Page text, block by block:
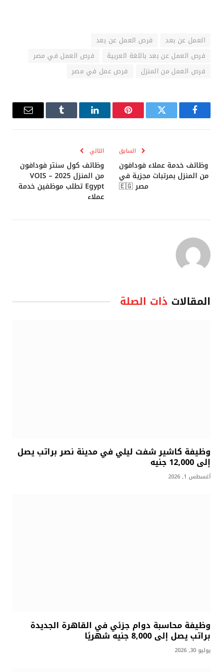
العمل عن بعد
فرص العمل عن بعد
فرص العمل عن بعد باللغة العربية
فرص العمل في مصر
فرص العمل من المنزل
فرص عمل في مصر
فيسبوك تويتر بينتيريستلينكدإن Tumblr
البريد
السابق
وظائف خدمة عملاء فودافون
من المنزل بمرتبات مجزية في
مصر 🇪🇬
التالي
وظائف كول سنتر فودافون
من المنزل 2025 – VOIS
Egypt تطلب موظفين خدمة
عملاء
المقالات ذات الصلة
وظيفة كاشير شفت ليلي في مدينة نصر براتب يصل
إلى 12,000 جنيه
أغسطس 1, 2026
وظيفة محاسبة دوام جزئي في القاهرة الجديدة
براتب يصل إلى 8,000 جنيه شهريًا
يوليو 30, 2026